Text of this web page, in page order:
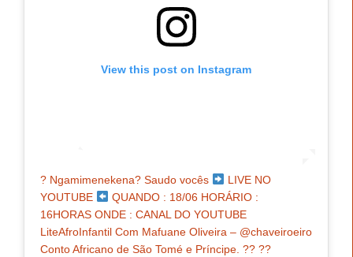
View this post on Instagram
? Ngamimenekena? Saudo vocês
LIVE NO
YOUTUBE
QUANDO : 18/06 HORÁRIO :
16HORAS ONDE : CANAL DO YOUTUBE
LiteAfroInfantil Com Mafuane Oliveira – @chaveiroeiro
Conto Africano de São Tomé e Príncipe. ?? ??